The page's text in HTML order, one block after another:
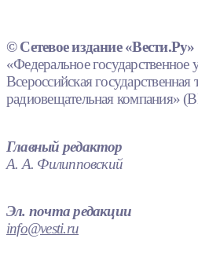
© Сетевое издание «Вести.Ру»
«Федеральное государственное
Всероссийская государственная
радиовещательная компания»
Главный редактор
А. А. Филипповский
Эл. почта редакции
info@vesti.ru